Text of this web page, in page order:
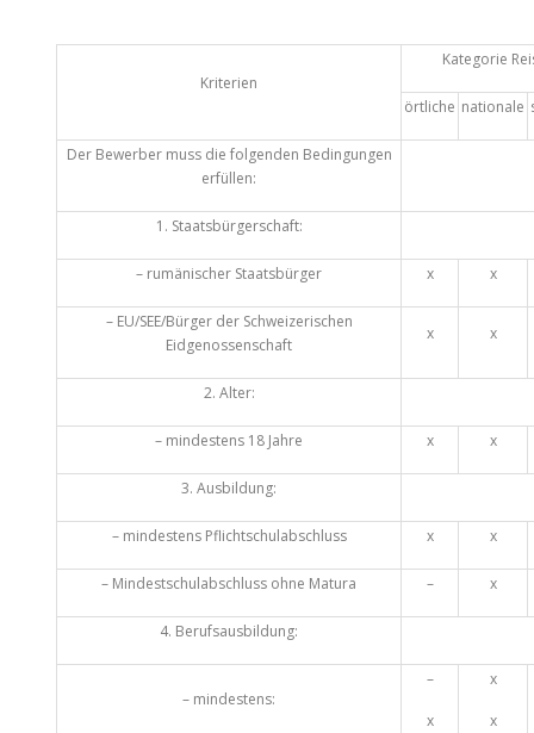
Kriterien
Kategorie
örtliche nationale
Der Bewerber muss die folgenden Bedingungen
erfüllen:
1. Staatsbürgerschaft:
– rumänischer Staatsbürger x x
– EU/SEE/Bürger der Schweizerischen
Eidgenossenschaft
x x
2. Alter:
– mindestens 18 Jahre x x
3. Ausbildung:
– mindestens Pflichtschulabschluss x x
– Mindestschulabschluss ohne Matura – x
4. Berufsausbildung:
– mindestens:
–
x
x
x